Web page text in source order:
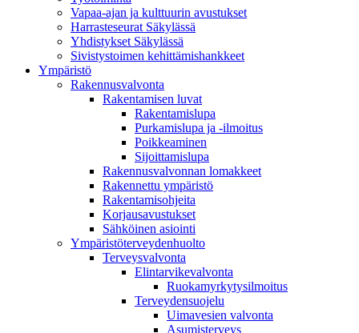
Vapaa-ajan ja kulttuurin avustukset
Harrasteseurat Säkylässä
Yhdistykset Säkylässä
Sivistystoimen kehittämishankkeet
Ympä­ristö
Rakennusvalvonta
Rakentamisen luvat
Rakentamislupa
Purkamislupa ja -ilmoitus
Poikkeaminen
Sijoittamislupa
Rakennusvalvonnan lomakkeet
Rakennettu ympäristö
Rakentamisohjeita
Korjausavustukset
Sähköinen asiointi
Ympäristöterveydenhuolto
Terveysvalvonta
Elintarvikevalvonta
Ruokamyrkytysilmoitus
Terveydensuojelu
Uimavesien valvonta
Asumisterveys